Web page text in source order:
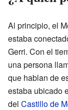
Al principio, el
estaba
Gerri. Con el
una persona
que hablan de
estaba ubicado
del Castillo de